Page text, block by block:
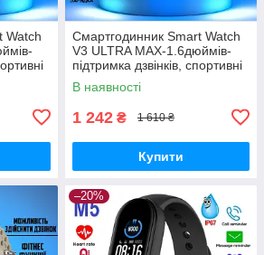
Watch
Смартгодинник Smart Watch
V3 ULTRA MAX-1.6дюймів-
підтримка дзвінків, спортивні
режими Black
В наявності
1 242 ₴ 1 610 ₴
Купити
–20%